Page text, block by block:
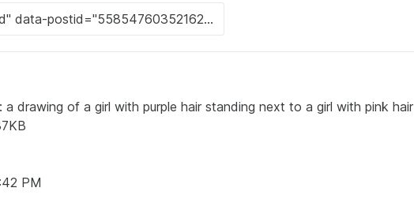
drawing of a girl with purple hair standing next to a girl with pink hair
PM